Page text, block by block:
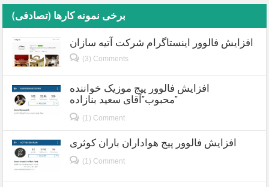
برخی نمونه کارها (تصادفی)
افزایش فالوور اینستاگرام شرکت آتیه سازان
(3) Comments
افزایش فالوور پیج موزیک خواننده
محبوب”آقای سعید بنازاده”
(1) Comment
افزایش فالوور پیج هواداران باران کوثری
(1) Comment